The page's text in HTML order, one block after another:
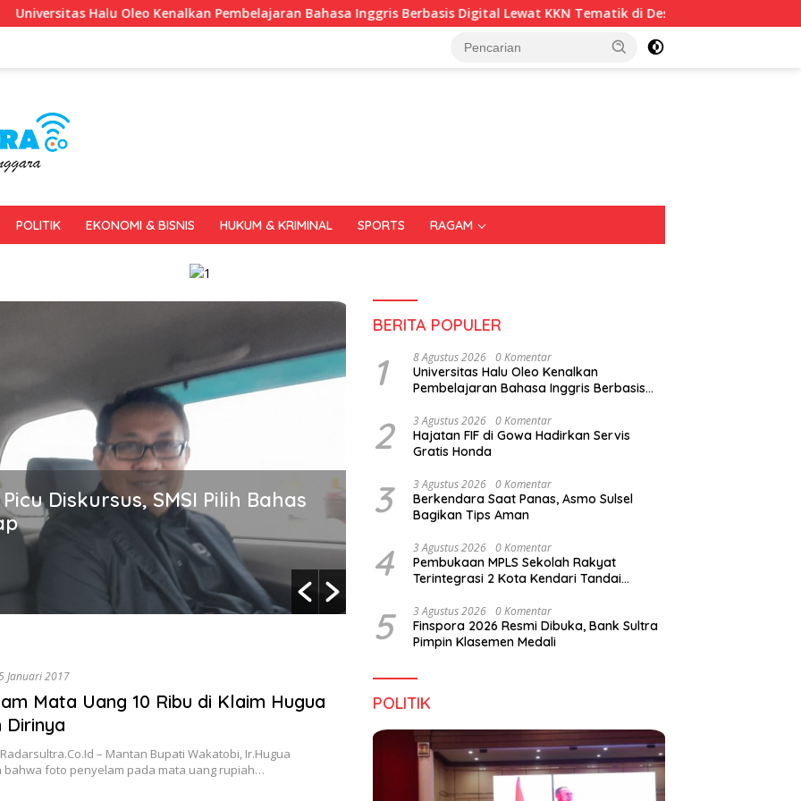
Halu Oleo Kenalkan Pembelajaran Bahasa Inggris Berbasis Digital Lewat KKN Tematik di Desa Alebo
POLITIK EKONOMI & BISNIS HUKUM & KRIMINAL SPORTS RAGAM
Diskursus, SMSI Pilih Bahas
Wali Kota Kendari Tekankan Kolaborasi
Inflasi Lewat Gerakan Pangan Murah
Januari 2017
Mata Uang 10 Ribu di Klaim Hugua
Dirinya
– Mantan Bupati Wakatobi, Ir.Hugua
bahwa foto penyelam pada mata uang rupiah…
BERITA POPULER
1 8 Agustus 2026 0 Komentar
Universitas Halu Oleo Kenalkan
Pembelajaran Bahasa Inggris Berbasis
2 3 Agustus 2026 0 Komentar
Hajatan FIF di Gowa Hadirkan Servis
Gratis Honda
3 3 Agustus 2026 0 Komentar
Berkendara Saat Panas, Asmo Sulsel
Bagikan Tips Aman
4 3 Agustus 2026 0 Komentar
Pembukaan MPLS Sekolah Rakyat
Terintegrasi 2 Kota Kendari Tandai
5 3 Agustus 2026 0 Komentar
Finspora 2026 Resmi Dibuka, Bank Sultra
Pimpin Klasemen Medali
POLITIK